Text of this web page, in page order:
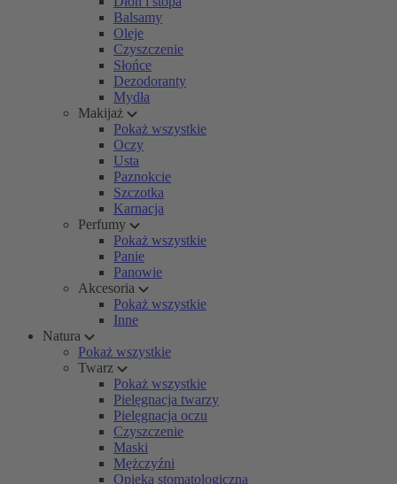
Balsamy
Oleje
Czyszczenie
Słońce
Dezodoranty
Mydła
Makijaż
Pokaż wszystkie
Oczy
Usta
Paznokcie
Szczotka
Karnacja
Perfumy
Pokaż wszystkie
Panie
Panowie
Akcesoria
Pokaż wszystkie
Inne
Natura
Pokaż wszystkie
Twarz
Pokaż wszystkie
Pielęgnacja twarzy
Pielęgnacja oczu
Czyszczenie
Maski
Mężczyźni
Opieka stomatologiczna